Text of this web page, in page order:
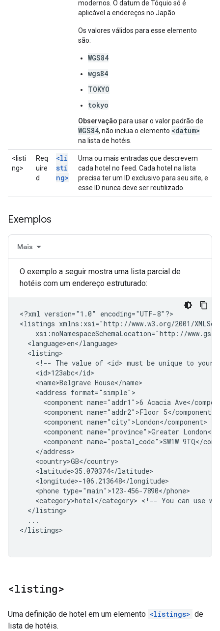
modernos. O datum de Tóquio só é
aplicável a endereços no Japão.
Os valores válidos para esse elemento
são:
WGS84
wgs84
TOKYO
tokyo
Observação:para usar o valor padrão de
WGS84, não inclua o elemento <datum>
na lista de hotéis.
<listi
ng>
Req
uire
d
<li
sti
ng>
Uma ou mais entradas que descrevem
cada hotel no feed. Cada hotel na lista
precisa ter um ID exclusivo para seu site, e
esse ID nunca deve ser reutilizado.
Exemplos
Mais
O exemplo a seguir mostra uma lista parcial de
hotéis com um endereço estruturado:
<?xml version="1.0"
encoding="UTF-8"?>
<listings
<!-- The value of <id> must be unique to your
<name>Belgrave
<address
<component name="addr1">6 Acacia
<component name="addr2">Floor
<component
<component name="province">Greater
<component name="postal_code">SW1W
<phone
<category>hotel</category> <!-- You can use
...
</listings>
<listing>
Uma definição de hotel em um elemento <listings> de
lista de hotéis.